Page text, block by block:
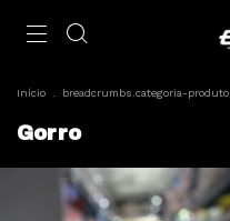
Início breadcrumbs.categoria-produto
Gorro